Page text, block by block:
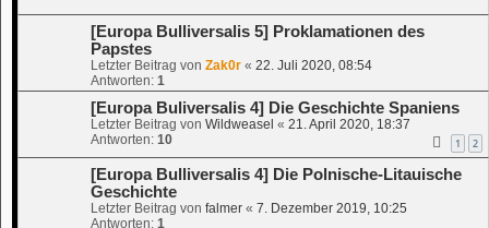
[Europa Bulliversalis 5] Proklamationen des
Papstes
Letzter Beitrag von Zak0r « 22. Juli 2020, 08:54
Antworten: 1
[Europa Buliversalis 4] Die Geschichte Spaniens
Letzter Beitrag von Wildweasel « 21. April 2020, 18:37
Antworten: 10 1 2
[Europa Bulliversalis 4] Die Polnische-Litauische
Geschichte
Letzter Beitrag von falmer « 7. Dezember 2019, 10:25
Antworten: 1